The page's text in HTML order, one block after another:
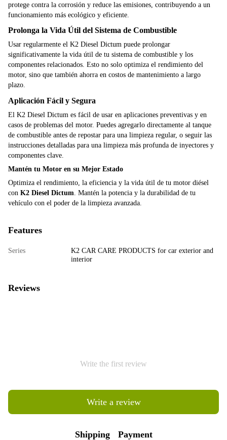
protege contra la corrosión y reduce las emisiones, contribuyendo a un
funcionamiento más ecológico y eficiente.
Prolonga la Vida Útil del Sistema de Combustible
Usar regularmente el K2 Diesel Dictum puede prolongar
significativamente la vida útil de tu sistema de combustible y los
componentes relacionados. Esto no solo optimiza el rendimiento del
motor, sino que también ahorra en costos de mantenimiento a largo
plazo.
Aplicación Fácil y Segura
El K2 Diesel Dictum es fácil de usar en aplicaciones preventivas y en
casos de problemas del motor. Puedes agregarlo directamente al tanque
de combustible antes de repostar para una limpieza regular, o seguir las
instrucciones detalladas para una limpieza más profunda de inyectores y
componentes clave.
Mantén tu Motor en su Mejor Estado
Optimiza el rendimiento, la eficiencia y la vida útil de tu motor diésel
con K2 Diesel Dictum. Mantén la potencia y la durabilidad de tu
vehículo con el poder de la limpieza avanzada.
Features
Series
K2 CAR CARE PRODUCTS for car exterior and
interior
Reviews
Write the first review
Write a review
Shipping Payment